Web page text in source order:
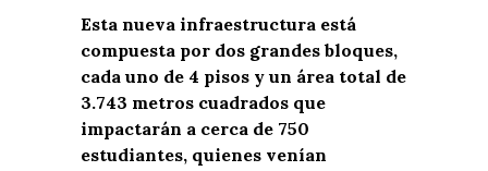
Esta nueva infraestructura está
compuesta por dos grandes bloques,
cada uno de 4 pisos y un área total de
3.743 metros cuadrados que
impactarán a cerca de 750
estudiantes, quienes venían